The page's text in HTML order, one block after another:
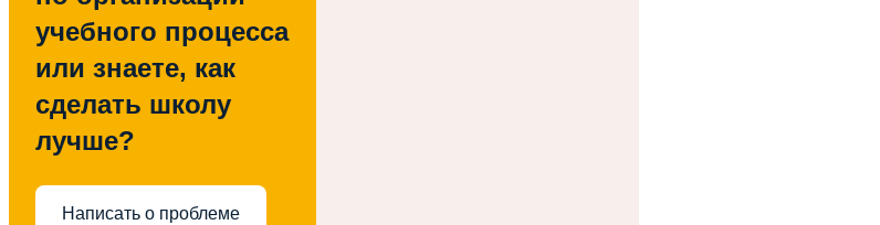
учебного процесса
или знаете, как
сделать школу
лучше?
Написать о проблеме